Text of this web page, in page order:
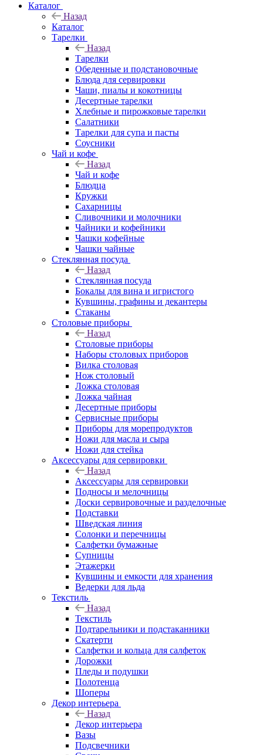
Каталог
Назад
Каталог
Тарелки
Назад
Тарелки
Обеденные и подстановочные
Блюда для сервировки
Чаши, пиалы и кокотницы
Десертные тарелки
Хлебные и пирожковые тарелки
Салатники
Тарелки для супа и пасты
Соусники
Чай и кофе
Назад
Чай и кофе
Блюдца
Кружки
Сахарницы
Сливочники и молочники
Чайники и кофейники
Чашки кофейные
Чашки чайные
Стеклянная посуда
Назад
Стеклянная посуда
Бокалы для вина и игристого
Кувшины, графины и декантеры
Стаканы
Столовые приборы
Назад
Столовые приборы
Наборы столовых приборов
Вилка столовая
Нож столовый
Ложка столовая
Ложка чайная
Десертные приборы
Сервисные приборы
Приборы для морепродуктов
Ножи для масла и сыра
Ножи для стейка
Аксессуары для сервировки
Назад
Аксессуары для сервировки
Подносы и мелочницы
Доски сервировочные и разделочные
Подставки
Шведская линия
Солонки и перечницы
Салфетки бумажные
Супницы
Этажерки
Кувшины и емкости для хранения
Ведерки для льда
Текстиль
Назад
Текстиль
Подтарельники и подстаканники
Скатерти
Салфетки и кольца для салфеток
Дорожки
Пледы и подушки
Полотенца
Шоперы
Декор интерьера
Назад
Декор интерьера
Вазы
Подсвечники